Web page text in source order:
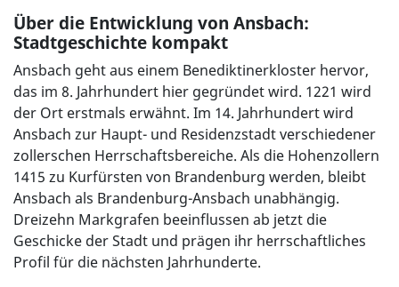
Über die Entwicklung von Ansbach:
Stadtgeschichte kompakt
Ansbach geht aus einem Benediktinerkloster hervor,
das im 8. Jahrhundert hier gegründet wird. 1221 wird
der Ort erstmals erwähnt. Im 14. Jahrhundert wird
Ansbach zur Haupt- und Residenzstadt verschiedener
zollerschen Herrschaftsbereiche. Als die Hohenzollern
1415 zu Kurfürsten von Brandenburg werden, bleibt
Ansbach als Brandenburg-Ansbach unabhängig.
Dreizehn Markgrafen beeinflussen ab jetzt die
Geschicke der Stadt und prägen ihr herrschaftliches
Profil für die nächsten Jahrhunderte.